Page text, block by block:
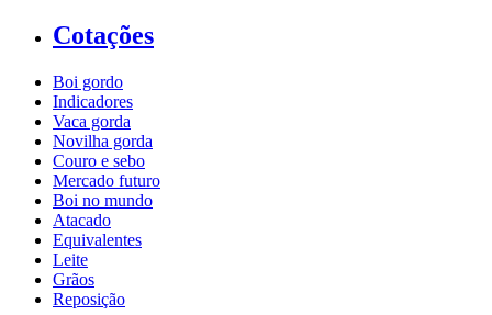
Cotações
Boi gordo
Indicadores
Vaca gorda
Novilha gorda
Couro e sebo
Mercado futuro
Boi no mundo
Atacado
Equivalentes
Leite
Grãos
Reposição